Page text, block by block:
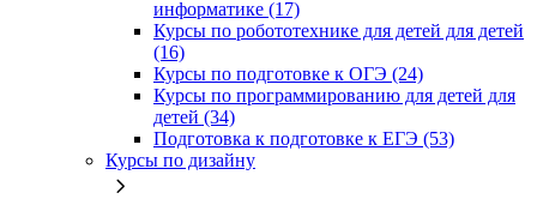
информатике (17)
Курсы по робототехнике для детей для детей
(16)
Курсы по подготовке к ОГЭ (24)
Курсы по программированию для детей для
детей (34)
Подготовка к подготовке к ЕГЭ (53)
Курсы по дизайну